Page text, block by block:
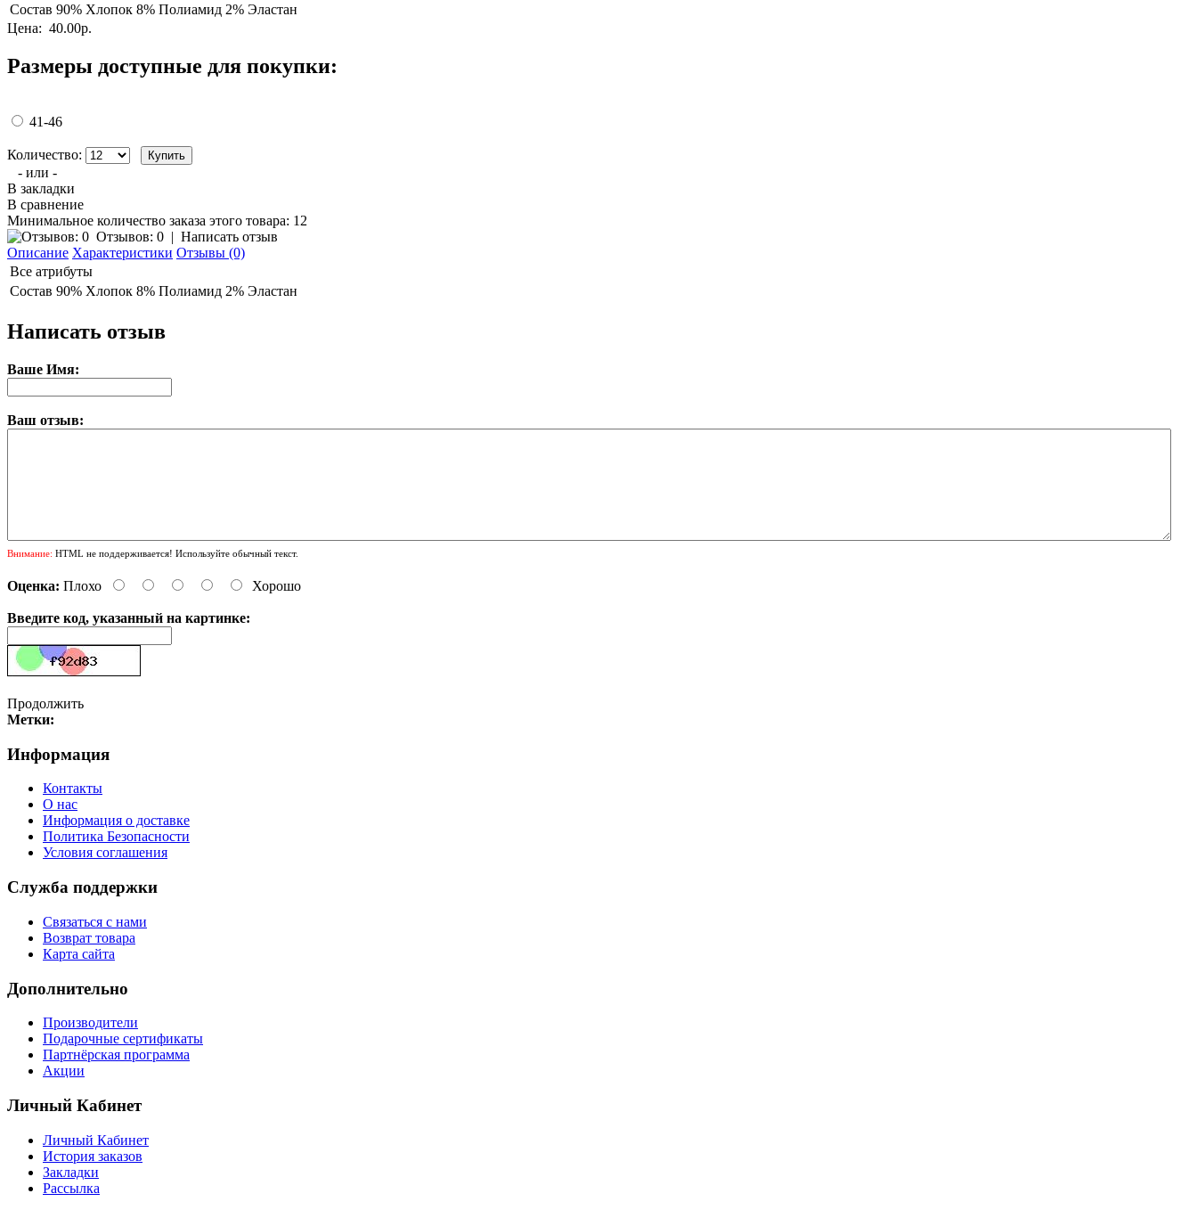
Состав 90% Хлопок 8% Полиамид 2% Эластан
Цена: 40.00р.
Размеры доступные для покупки:
41-46
Количество:
- или -
В закладки
В сравнение
Минимальное количество заказа этого товара: 12
Отзывов: 0 | Написать отзыв
Описание Характеристики Отзывы (0)
Все атрибуты
Состав 90% Хлопок 8% Полиамид 2% Эластан
Написать отзыв
Ваше Имя:
Ваш отзыв:
Внимание: HTML не поддерживается! Используйте обычный текст.
Оценка: Плохо Хорошо
Введите код, указанный на картинке:
Продолжить
Метки:
Информация
Контакты
О нас
Информация о доставке
Политика Безопасности
Условия соглашения
Служба поддержки
Связаться с нами
Возврат товара
Карта сайта
Дополнительно
Производители
Подарочные сертификаты
Партнёрская программа
Акции
Личный Кабинет
Личный Кабинет
История заказов
Закладки
Рассылка